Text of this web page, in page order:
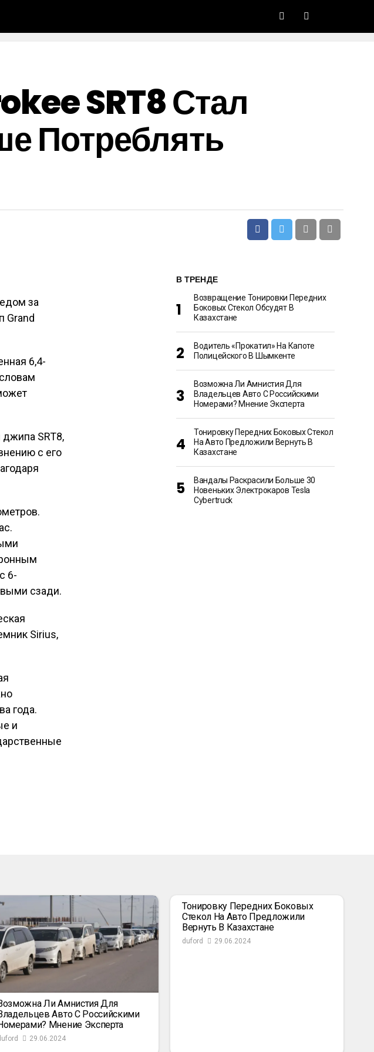
SRT8 Стал
Потреблять
за
Grand
6,4-
SRT8,
с его
6-
сзади.
Sirius,
года.
и
В ТРЕНДЕ
Возвращение Тонировки Передних
Боковых Стекол Обсудят В
Казахстане
Водитель «прокатил» На Капоте
Полицейского В Шымкенте
Возможна Ли Амнистия Для
Владельцев Авто С Российскими
Номерами? Мнение Эксперта
Тонировку Передних Боковых Стекол
На Авто Предложили Вернуть В
Казахстане
Вандалы Раскрасили Больше 30
Новеньких Электрокаров Tesla
Cybertruck
Ли Амнистия Для
Авто С Российскими
Мнение Эксперта
29.06.2024
Тонировку Передних Боковых
Стекол На Авто Предложили
Вернуть В Казахстане
duford 29.06.2024